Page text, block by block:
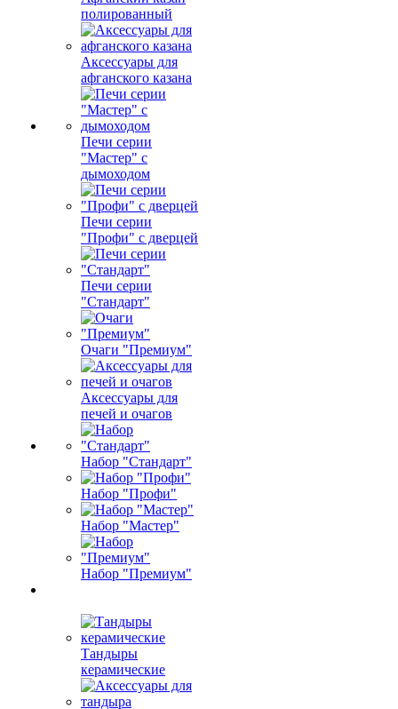
полированный
Аксессуары для
афганского казана
Печи серии
"Мастер" с
дымоходом
Печи серии
"Профи" с дверцей
Печи серии
"Стандарт"
Очаги "Премиум"
Аксессуары для
печей и очагов
Набор "Стандарт"
Набор "Профи"
Набор "Мастер"
Набор "Премиум"
Тандыры
керамические